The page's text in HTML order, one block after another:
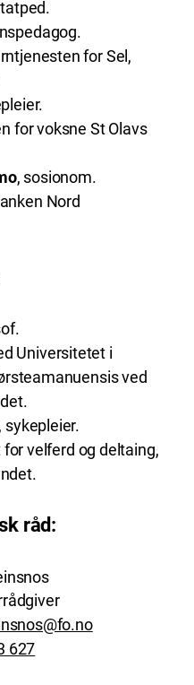
for Sel,
for voksne St Olavs
, sosionom.
Nord
Universitetet i
ved
sykepleier.
velferd og deltaing,
råd:
627